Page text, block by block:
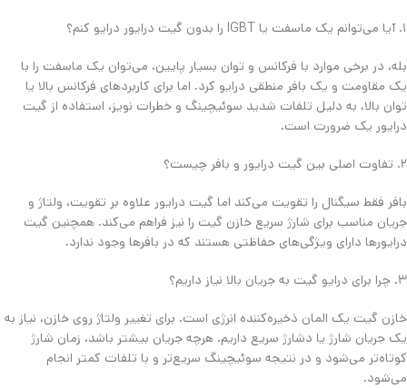
​۱. آیا می‌توانم یک ماسفت یا IGBT را بدون گیت درایور درایو کنم؟
​بله، در برخی موارد با فرکانس و توان بسیار پایین، می‌توان یک ماسفت را با
یک مقاومت و یک بافر منطقی درایو کرد. اما برای کاربردهای فرکانس بالا یا
توان بالا، به دلیل تلفات شدید سوئیچینگ و خطرات نویز، استفاده از گیت
درایور یک ضرورت است.
​۲. تفاوت اصلی بین گیت درایور و بافر چیست؟
​بافر فقط سیگنال را تقویت می‌کند اما گیت درایور علاوه بر تقویت، ولتاژ و
جریان مناسب برای شارژ سریع خازن گیت را نیز فراهم می‌کند. همچنین گیت
درایورها دارای ویژگی‌های حفاظتی هستند که در بافرها وجود ندارد.
​۳. چرا برای درایو گیت به جریان بالا نیاز داریم؟
​خازن گیت یک المان ذخیره‌کننده انرژی است. برای تغییر ولتاژ روی خازن، نیاز به
یک جریان شارژ یا دشارژ سریع داریم. هرچه جریان بیشتر باشد، زمان شارژ
کوتاه‌تر می‌شود و در نتیجه سوئیچینگ سریع‌تر و با تلفات کمتر انجام
می‌شود.